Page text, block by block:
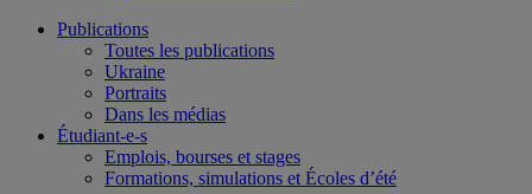
Publications
Toutes les publications
Ukraine
Portraits
Dans les médias
Étudiant-e-s
Emplois, bourses et stages
Formations, simulations et Écoles d’été